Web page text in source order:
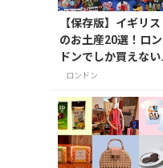
【保存版】イギリス
のお土産20選！ロン
ドンでしか買えない
雑貨/お菓子/紅茶まで
ロンドン